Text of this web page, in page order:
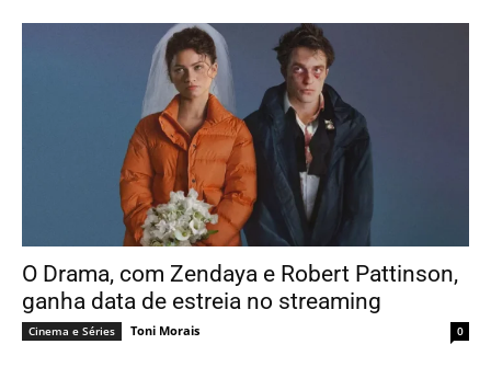
O Drama, com Zendaya e Robert Pattinson,
ganha data de estreia no streaming
Cinema e Séries Toni Morais 0